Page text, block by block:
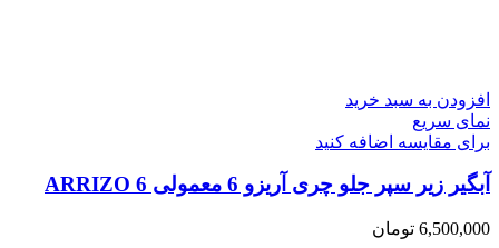
افزودن به سبد خرید
نمای سریع
برای مقایسه اضافه کنید
آبگیر زیر سپر جلو چری آریزو 6 معمولی ARRIZO 6
6,500,000 تومان